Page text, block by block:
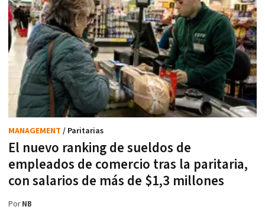
El nuevo ranking de sueldos de
empleados de comercio tras la paritaria,
con salarios de más de $1,3 millones
MANAGEMENT / Paritarias
PorNB